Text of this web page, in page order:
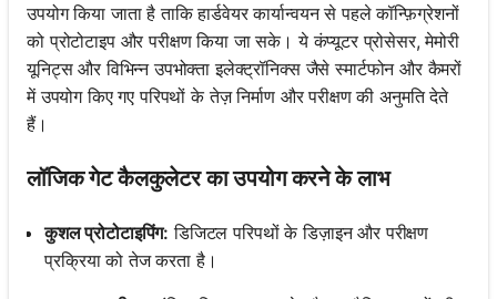
उपयोग किया जाता है ताकि हार्डवेयर कार्यान्वयन से पहले कॉन्फ़िग्रेशनों
को प्रोटोटाइप और परीक्षण किया जा सके। ये कंप्यूटर प्रोसेसर, मेमोरी
यूनिट्स और विभिन्न उपभोक्ता इलेक्ट्रॉनिक्स जैसे स्मार्टफोन और कैमरों
में उपयोग किए गए परिपथों के तेज़ निर्माण और परीक्षण की अनुमति देते
हैं।
लॉजिक गेट कैलकुलेटर का उपयोग करने के लाभ
कुशल प्रोटोटाइपिंग: डिजिटल परिपथों के डिज़ाइन और परीक्षण
प्रक्रिया को तेज करता है।